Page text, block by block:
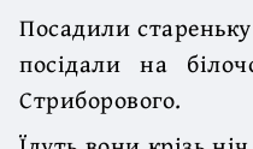
Посадили
посідали на
Стриборового.